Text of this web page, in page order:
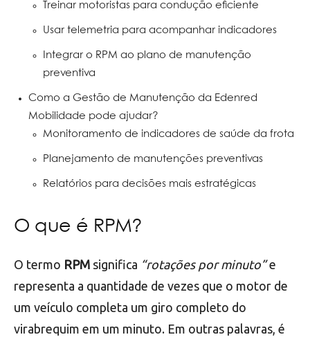
Treinar motoristas para condução eficiente
Usar telemetria para acompanhar indicadores
Integrar o RPM ao plano de manutenção
preventiva
Como a Gestão de Manutenção da Edenred
Mobilidade pode ajudar?
Monitoramento de indicadores de saúde da frota
Planejamento de manutenções preventivas
Relatórios para decisões mais estratégicas
O que é RPM?
O termo RPM significa “rotações por minuto”e
representa a quantidade de vezes que o motor de
um veículo completa um giro completo do
virabrequim em um minuto. Em outras palavras, é